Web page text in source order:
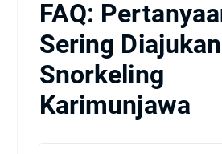
FAQ:
Sering
Snorkeling
Karimunjawa